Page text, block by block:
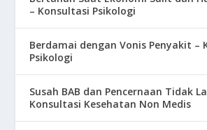
– Konsultasi Psikologi
Berdamai dengan Vonis Penyakit –
Psikologi
Susah BAB dan Pencernaan Tidak
Konsultasi Kesehatan Non Medis